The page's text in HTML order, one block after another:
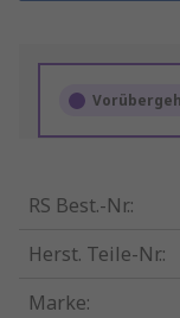
RS Best.-Nr.:
Herst. Teile-Nr.:
Marke: